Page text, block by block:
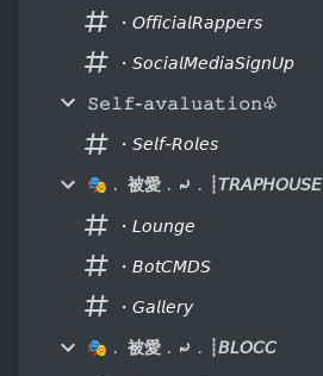
・𝘖𝘧𝘧𝘪𝘤𝘪𝘢𝘭𝘙𝘢𝘱𝘱𝘦𝘳𝘴
・𝘚𝘰𝘤𝘪𝘢𝘭𝘔𝘦𝘥𝘪𝘢𝘚𝘪𝘨𝘯𝘜𝘱
𝚂𝚎𝚕𝚏-𝚊𝚟𝚊𝚕𝚞𝚊𝚝𝚒𝚘𝚗♧
・𝘚𝘦𝘭𝘧-𝘙𝘰𝘭𝘦𝘴
🎭﹒ 被愛﹒⤾﹒┊𝘛𝘙𝘈𝘗𝘏𝘖𝘜𝘚𝘌
・𝘓𝘰𝘶𝘯𝘨𝘦
・𝘉𝘰𝘵𝘊𝘔𝘋𝘚
・𝘎𝘢𝘭𝘭𝘦𝘳𝘺
🎭﹒ 被愛﹒⤾﹒┊𝘉𝘓𝘖𝘊𝘊